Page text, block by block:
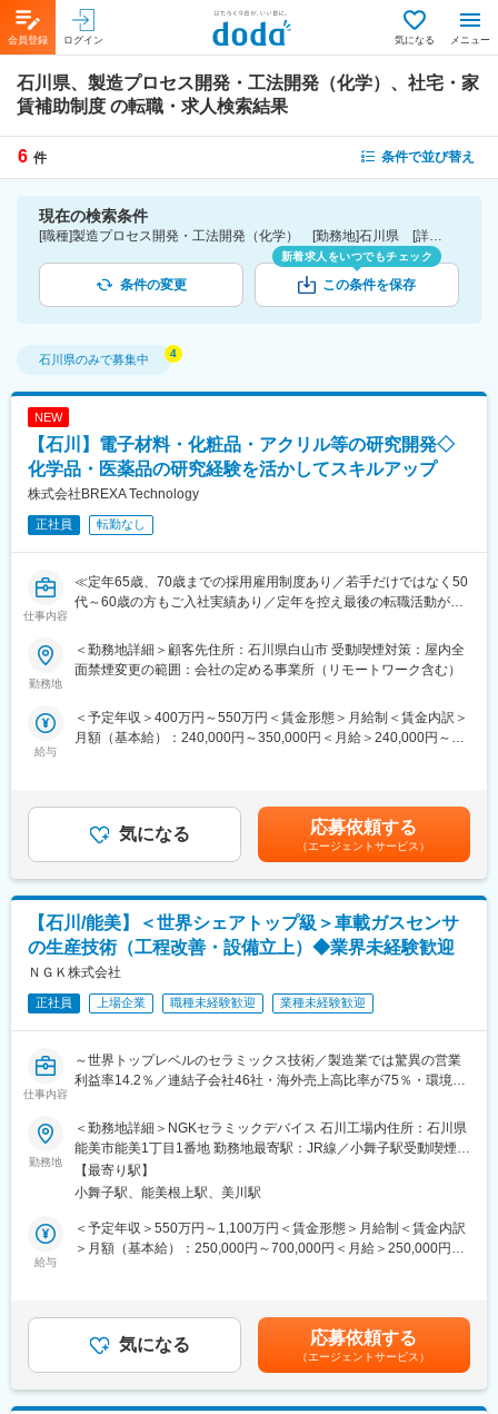
会員登録 ログイン 気になる メニュー
石川県、製造プロセス開発・工法開発（化学）、社宅・家
賃補助制度 の転職・求人検索結果
6 件 条件で並び替え
現在の検索条件
[職種]製造プロセス開発・工法開発（化学） [勤務地]石川県 [詳細条件](待遇・福利厚生)社宅・家賃補助制度
条件の変更
新着求人をいつでもチェック
この条件を保存
石川県のみで募集中
NEW
【石川】電子材料・化粧品・アクリル等の研究開発◇
化学品・医薬品の研究経験を活かしてスキルアップ
株式会社BREXA Technology
正社員 転勤なし
仕事内容
≪定年65歳、70歳までの採用雇用制度あり／若手だけではなく50
代～60歳の方もご入社実績あり／定年を控え最後の転職活動がし
方歓迎≫
目から研究テーマを担当頂けます。スキルアップのチャンスです
◎
集しております。ご経験やご経歴に合わせて、選考を進めさせて
いただきます。
ものづくりの最前線で、自分の技術が社会に貢献する喜びを感じ
られる環境です。本プロジェクトでは、1年目から研究テーマをご
担当いただけます。最初は比較的短期間の案件から始まり、スキ
ルアップのチャンスが多い環境です。難しいテーマにもチャレン
ジしていただき、ステップアップを目指しましょう。
■業務詳細：
製品対象として、電子材料・化粧品・アクリル等の研究開発をご
め、主担当として責任を持って取り組んでいただきます。
平均で1人あたり5案件ほどをご担当いただき、2～3ヶ月の案件か
ロジェクトです。
■業務の流れ：
（1）営業担当とともに顧客との打ち合わせ対応
（2）同社のノウハウや知識を応用し、顧客のニーズに応える研究
開発を実施
（3）量産化に向けた条件設計
・塗料や粘着剤、接着剤などの化成品原料
・化粧品やコーティング剤などの機能化学品材料
＜キャリアドック制度＞
勤務地
＜勤務地詳細＞顧客先住所：石川県白山市 受動喫煙対策：屋内全
面禁煙変更の範囲：会社の定める事業所（リモートワーク含む）
給与
＜予定年収＞400万円～550万円＜賃金形態＞月給制＜賃金内訳＞
月額（基本給）：240,000円～350,000円＜月給＞240,000円～
年目 年収550～570万円20年目 年収1000万円超※金額はあくま
でも目安です。賃金はあくまでも目安の金額であり、選考を通じ
て上下する可能性があります。月給(月額)は固定手当を含めた表記
です。
気になる 応募依頼する
（エージェントサービス）
【石川/能美】＜世界シェアトップ級＞車載ガスセンサ
の生産技術（工程改善・設備立上）◆業界未経験歓迎
ＮＧＫ株式会社
正社員 上場企業 職種未経験歓迎 業種未経験歓迎
仕事内容
～世界トップレベルのセラミックス技術／製造業では驚異の営業
利益率14.2％／連結子会社46社・海外売上高比率が75％・環境貢
続年数15.3年・離職率1.5％～
■募集背景
車載用ガスセンサの生産技術業務の増員募集となります。
世界的な自動車排ガス規制強化の流れを受け、規制への適合のた
めに当社のNOxセンサは欧・米・アジアへ導入が広がっていま
す。当社のNOxセンサは応答性・精度に優れていることから、自
要が高まっています。センサの心臓部にあたるジルコニア素子*の
新規品番を、主力工場である石川工場でより効率的に製造するた
めの工程改善を目的とした募集となります。
勤務地
＜勤務地詳細＞NGKセラミックデバイス 石川工場内住所：石川県
能美市能美1丁目1番地 勤務地最寄駅：JR線／小舞子駅受動喫煙対
策：屋内喫煙可能場所あり変更の範囲：会社の定める事業所（リ
モートワーク含む）
【最寄り駅】
小舞子駅、能美根上駅、美川駅
給与
＜予定年収＞550万円～1,100万円＜賃金形態＞月給制＜賃金内訳
＞月額（基本給）：250,000円～700,000円＜月給＞250,000円～
25h/月込み大学卒 30歳 715万円／月給37万円※扶養家族2名大学
卒 35歳 852万円／月給43万円※扶養家族3名賃金はあくまでも目
安の金額であり、選考を通じて上下する可能性があります。月給
(月額)は固定手当を含めた表記です。
気になる 応募依頼する
（エージェントサービス）